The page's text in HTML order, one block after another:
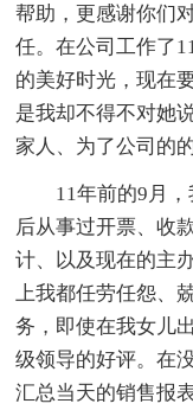
帮助，更感谢你们
任。在公司工作了
的美好时光，现在
是我却不得不对她
家人、为了公司的
11年前的9月
后从事过开票、收
计、以及现在的主
上我都任劳任怨、
务，即使在我女儿
级领导的好评。在
汇总当天的销售报